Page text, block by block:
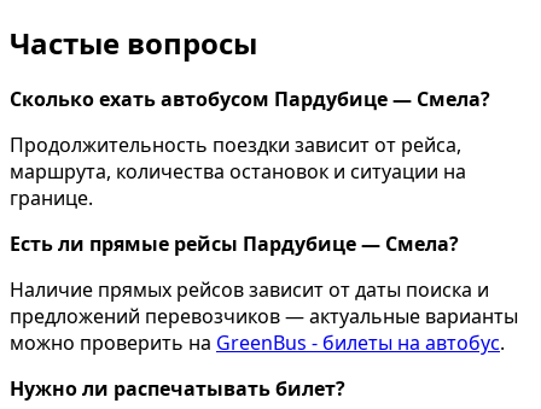
Частые вопросы
Сколько ехать автобусом Пардубице — Смела?
Продолжительность поездки зависит от рейса,
маршрута, количества остановок и ситуации на
границе.
Есть ли прямые рейсы Пардубице — Смела?
Наличие прямых рейсов зависит от даты поиска и
предложений перевозчиков — актуальные варианты
можно проверить на GreenBus - билеты на автобус.
Нужно ли распечатывать билет?